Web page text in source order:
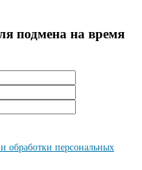
подмена на время
обработки персональных